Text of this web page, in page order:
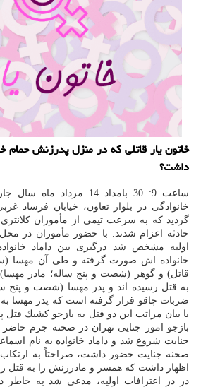
خاتون یار قاتلی كه در منزل پدرزنش حمام
داشت؟
ساعت 9: 30 بامداد 14
حادثه اعزام شدند. با حضور مأموران در
اولیه مشخص شد درگیری بین داماد
خانواده اش صورت گرفته و طی آن مهسا
قاتل) و گوهر (شصت و پنج ساله؛ مادر
به قتل رسیده اند و پدر مهسا (شصت و پنج
ضربات چاقو قرار گرفته است كه پدر مهسا به
با بیان مراتب این دو قتل به بازجو كشیك قتل
بازجو امور جنایی تهران در صحنه جرم حاضر
جنایت شروع شد و داماد خانواده به نام
صحنه جنایت حضور داشت، صراحتاً به
اظهار داشت كه همسر و مادرزنش را به قتل
در در اعترافات اولیه، مدعی شد به خاطر